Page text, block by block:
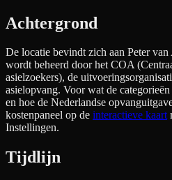
Achtergrond
De locatie bevindt zich aan Peter
wordt beheerd door het COA
asielzoekers), de
asielopvang. Voor wat de
en hoe de Nederlandse
kostenpaneel op de interactieve kaart
Instellingen.
Tijdlijn